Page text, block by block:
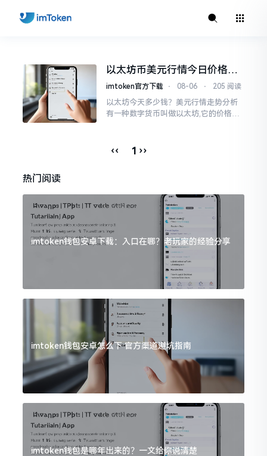
以太坊币美元行情今日价格走
势分析，散户如何避免追涨杀
imtoken官方下载 ⋅ 08-06 ⋅ 205 阅读
以太坊今天多少钱？美元行情走势分析
有一种数字货币叫做以太坊,它的价格走
率出现的一点点波动
‹‹ 1 ››
热门阅读
imtoken钱包安卓下载：入口在哪？老玩家的经验分享
imtoken钱包安卓怎么下 官方渠道避坑指南
imtoken钱包是哪年出来的？一文给你说清楚